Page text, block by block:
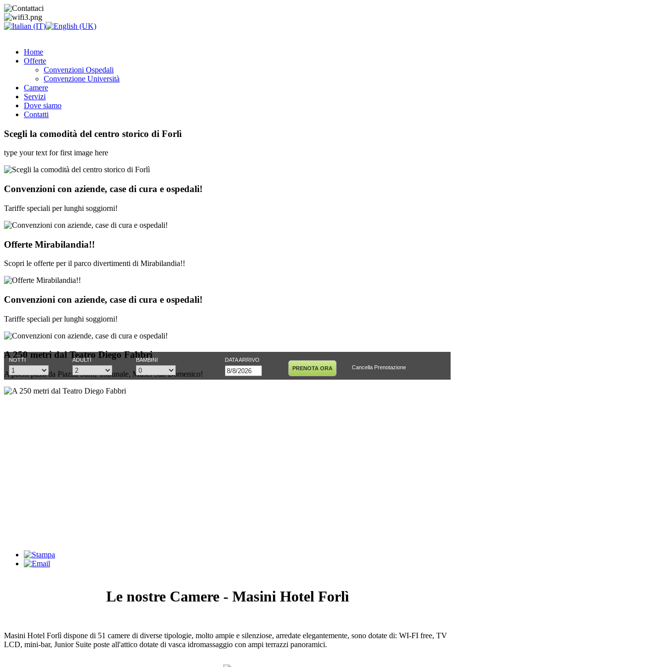
Home
Offerte
Convenzioni Ospedali
Convenzione Università
Camere
Servizi
Dove siamo
Contatti
Scegli la comodità del centro storico di Forlì
type your text for first image here
Convenzioni con aziende, case di cura e ospedali!
Tariffe speciali per lunghi soggiorni!
Offerte Mirabilandia!!
Scopri le offerte per il parco divertimenti di Mirabilandia!!
Convenzioni con aziende, case di cura e ospedali!
Tariffe speciali per lunghi soggiorni!
A 250 metri dal Teatro Diego Fabbri
A pochi passi da Piazza Saffi, Tribunale, Musei San Domenico!
Le nostre Camere - Masini Hotel Forlì
Masini Hotel Forlì dispone di 51 camere di diverse tipologie, molto ampie e silenziose, arredate elegantemente, sono dotate di: WI-FI free, TV
LCD, mini-bar, Junior Suite poste all'attico dotate di vasca idromassaggio con ampi terrazzi panoramici.